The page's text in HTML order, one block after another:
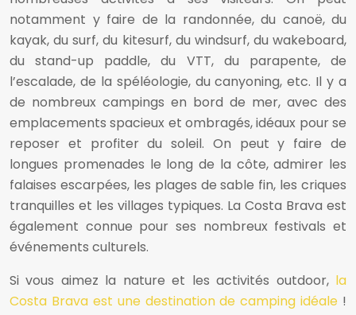
notamment y faire de la randonnée, du canoë, du
kayak, du surf, du kitesurf, du windsurf, du wakeboard,
du stand-up paddle, du VTT, du parapente, de
l’escalade, de la spéléologie, du canyoning, etc. Il y a
de nombreux campings en bord de mer, avec des
emplacements spacieux et ombragés, idéaux pour se
reposer et profiter du soleil. On peut y faire de
longues promenades le long de la côte, admirer les
falaises escarpées, les plages de sable fin, les criques
tranquilles et les villages typiques. La Costa Brava est
également connue pour ses nombreux festivals et
événements culturels.
Si vous aimez la nature et les activités outdoor, la
Costa Brava est une destination de camping idéale !